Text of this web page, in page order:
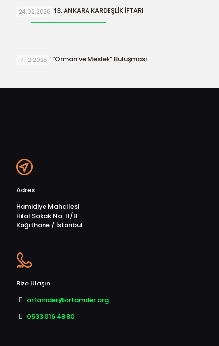
24.02.2026
ORFAMDER 43. ANKARA KARDEŞLİK İFTARI
14.12.2025
ORFAMDER “Orman ve Meslek” Buluşması
Adres
Hamidiye Mahallesi
Hilal Sokak No: 11/B
Kağıthane / İstanbul
Bize Ulaşın
orfamder@orfamder.org
0533 016 48 80